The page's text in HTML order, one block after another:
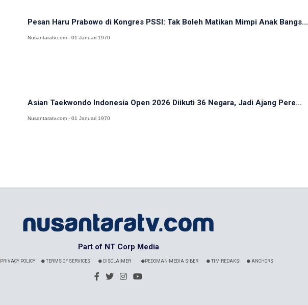
Pesan Haru Prabowo di Kongres PSSI: Tak Boleh Matikan Mimpi Anak Bangs...
Nusantaratv.com - 01 Januari 1970
Asian Taekwondo Indonesia Open 2026 Diikuti 36 Negara, Jadi Ajang Pere...
Nusantaratv.com - 01 Januari 1970
Part of NT Corp Media
PRIVACY POLICY TERMS OF SERVICES DISCLAIMER PEDOMAN MEDIA SIBER TIM REDAKSI ANCHORS